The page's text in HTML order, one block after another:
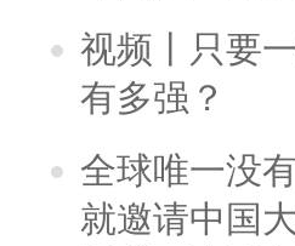
视频丨只要
有多强？
全球唯一没
就邀请中国